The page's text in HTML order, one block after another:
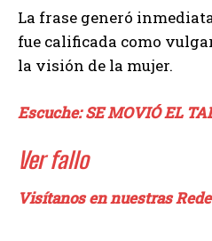
La frase generó
fue calificada como
la visión de la mujer.
Escuche: SE MOVIÓ EL
Ver fallo
Visítanos en nuestras